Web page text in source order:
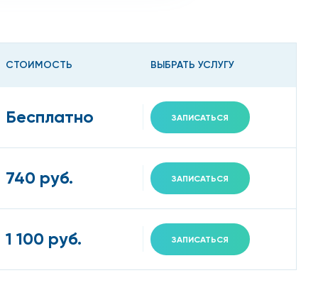
и доступна по цене жителям и гостям города.
СТОИМОСТЬ ВЫБРАТЬ УСЛУГУ
Бесплатно ЗАПИСАТЬСЯ
740 руб. ЗАПИСАТЬСЯ
1 100 руб. ЗАПИСАТЬСЯ